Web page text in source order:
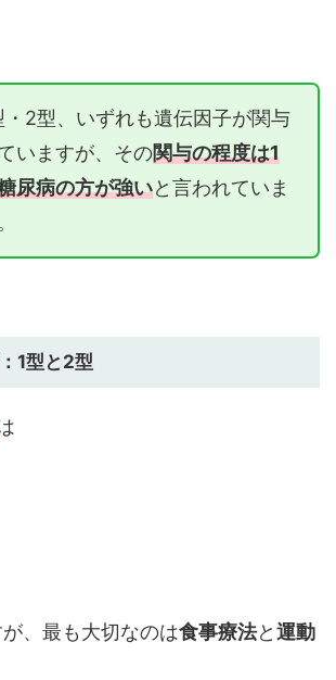
・2型、いずれも遺伝因子が関与
いますが、その関与の程度は1
尿病の方が強いと言われていま
1型と2型
、最も大切なのは食事療法と運動